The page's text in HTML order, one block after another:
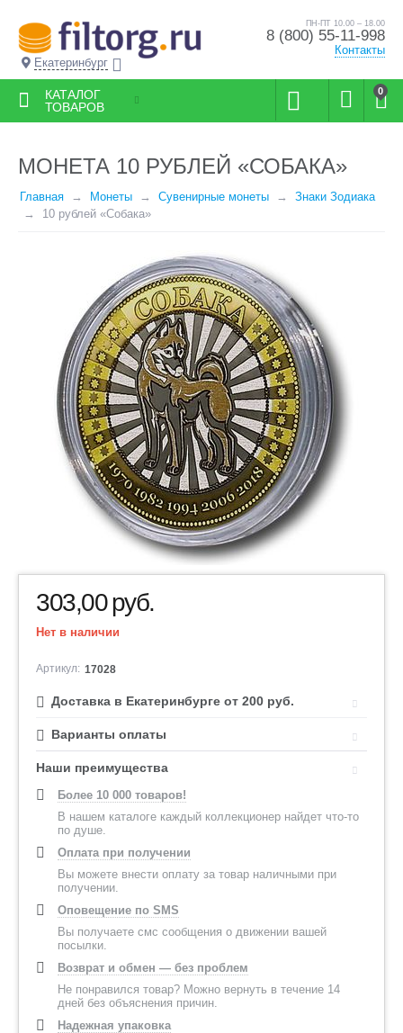
Екатеринбург
ПН-ПТ 10.00 – 18.00
8 (800) 55-11-998
Контакты
0
КАТАЛОГ
ТОВАРОВ
МОНЕТА 10 РУБЛЕЙ «СОБАКА»
Главная Монеты Сувенирные монеты
Знаки Зодиака
10 рублей «Собака»
303,00руб.
Нет в наличии
Артикул: 17028
Доставка в Екатеринбурге от 200 руб.
Варианты оплаты
Наши преимущества
Более 10 000 товаров!
В нашем каталоге каждый коллекционер найдет что-то
по душе.
Оплата при получении
Вы можете внести оплату за товар наличными при
получении.
Оповещение по SMS
Вы получаете смс сообщения о движении вашей
посылки.
Возврат и обмен — без проблем
Не понравился товар? Можно вернуть в течение 14
дней без объяснения причин.
Надежная упаковка